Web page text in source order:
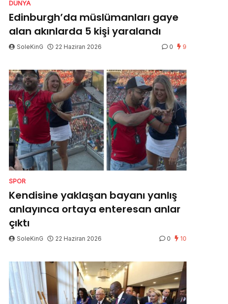
DÜNYA
Edinburgh’da müslümanları gaye
alan akınlarda 5 kişi yaralandı
SoleKinG 22 Haziran 2026 0 9
SPOR
Kendisine yaklaşan bayanı yanlış
anlayınca ortaya enteresan anlar
çıktı
SoleKinG 22 Haziran 2026 0 10